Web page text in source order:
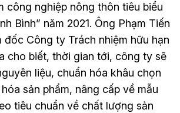
công nghiệp nông thôn tiêu biểu
Bình” năm 2021. Ông Phạm Tiến
đốc Công ty Trách nhiệm hữu hạn
cho biết, thời gian tới, công ty sẽ
liệu, chuẩn hóa khâu chọn
sản phẩm, nâng cấp về mẫu
tiêu chuẩn về chất lượng sản